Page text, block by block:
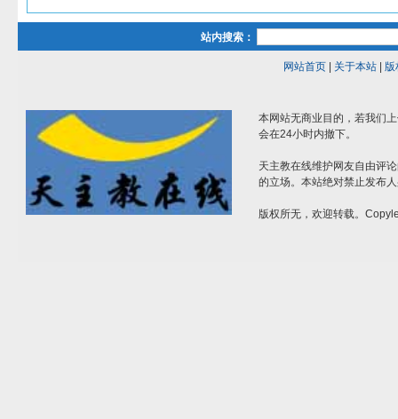
站内搜索：
网站首页| 关于本站| 版
本网站无商业目的，若我们
会在24小时内撤下。
天主教在线维护网友自由评
的立场。本站绝对禁止发布
版权所无，欢迎转载。